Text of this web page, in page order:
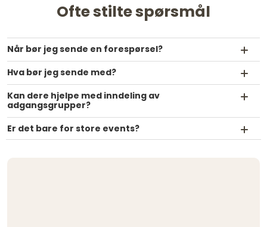
Ofte stilte spørsmål
Når bør jeg sende en forespørsel?
Hva bør jeg sende med?
Kan dere hjelpe med inndeling av
adgangsgrupper?
Er det bare for store events?